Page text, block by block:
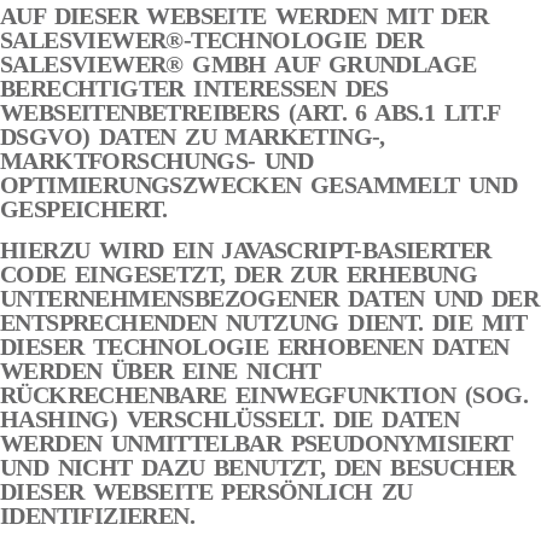
AUF DIESER WEBSEITE WERDEN MIT DER
SALESVIEWER®-TECHNOLOGIE DER
SALESVIEWER® GMBH AUF GRUNDLAGE
BERECHTIGTER INTERESSEN DES
WEBSEITENBETREIBERS (ART. 6 ABS.1 LIT.F
DSGVO) DATEN ZU MARKETING-,
MARKTFORSCHUNGS- UND
OPTIMIERUNGSZWECKEN GESAMMELT UND
GESPEICHERT.
HIERZU WIRD EIN JAVASCRIPT-BASIERTER
CODE EINGESETZT, DER ZUR ERHEBUNG
UNTERNEHMENSBEZOGENER DATEN UND DER
ENTSPRECHENDEN NUTZUNG DIENT. DIE MIT
DIESER TECHNOLOGIE ERHOBENEN DATEN
WERDEN ÜBER EINE NICHT
RÜCKRECHENBARE EINWEGFUNKTION (SOG.
HASHING) VERSCHLÜSSELT. DIE DATEN
WERDEN UNMITTELBAR PSEUDONYMISIERT
UND NICHT DAZU BENUTZT, DEN BESUCHER
DIESER WEBSEITE PERSÖNLICH ZU
IDENTIFIZIEREN.